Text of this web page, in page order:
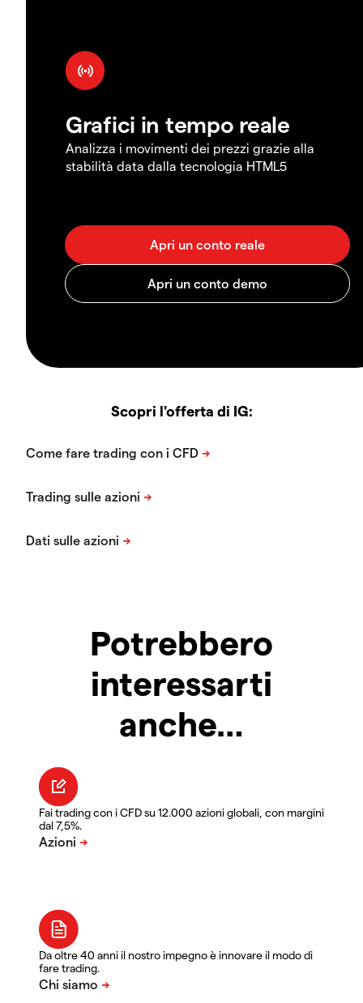
Grafici in tempo reale
Analizza i movimenti dei prezzi grazie alla
stabilità data dalla tecnologia HTML5
Scopri l'offerta di IG:
Potrebbero
interessarti
anche…
Fai trading con i CFD su 12.000 azioni globali, con margini
dal 7,5%.
Da oltre 40 anni il nostro impegno è innovare il modo di
fare trading.